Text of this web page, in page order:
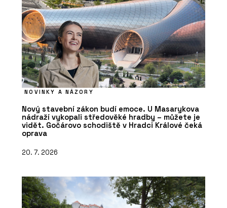
NOVINKY A NÁZORY
Nový stavební zákon budí emoce. U Masarykova
nádraží vykopali středověké hradby – můžete je
vidět. Gočárovo schodiště v Hradci Králové čeká
oprava
20. 7. 2026